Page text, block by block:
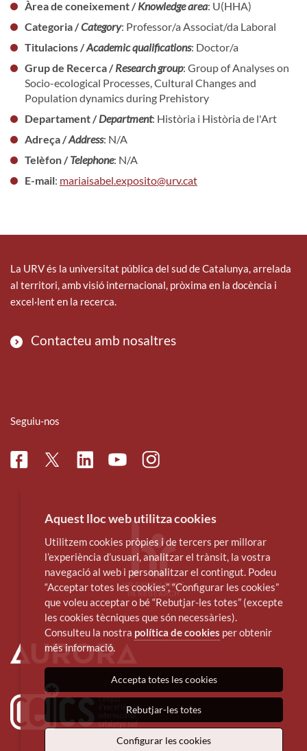
Àrea de coneixement /Knowledge area: U(HHA)
Categoria /Category: Professor/a Associat/da Laboral
Titulacions /Academic qualifications: Doctor/a
Grup de Recerca /Research group: Group of Analyses on
Socio-ecological Processes, Cultural Changes and
Population dynamics during Prehistory
Departament /Department: Història i Història de l'Art
Adreça /Address: N/A
Telèfon /Telephone: N/A
E-mail: mariaisabel.exposito@urv.cat
La URV és la universitat pública del sud de Catalunya, arrelada
al territori, amb visió internacional, pròxima en la docència i
excel·lent en la recerca.
Contacteu amb nosaltres
Seguiu-nos
FacebookTwitterLinkedinYoutubeInstagram
Aquest lloc web utilitza cookies
Utilitzem cookies pròpies i de tercers per millorar
l’experiència d’usuari, analitzar el trànsit, la vostra
navegació al web i personalitzar el contingut. Podeu
“Acceptar totes les cookies”, “Configurar les cookies”
que voleu acceptar o bé “Rebutjar-les totes” (excepte
les cookies tècniques que són necessàries).
Consulteu la nostra política de cookies per obtenir
més informació.
Accepta totes les cookies
Rebutjar-les totes
Configurar les cookies